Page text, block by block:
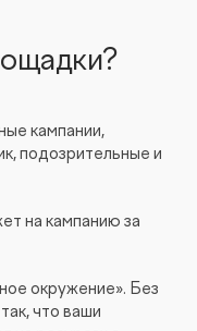
кампании,
подозрительные и
на кампанию за
окружение». Без
что ваши